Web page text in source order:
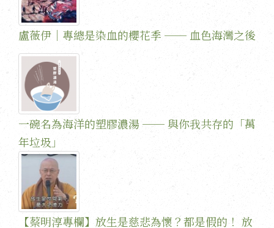
盧薇伊｜專總是染血的櫻花季 ── 血色海灣之後
一碗名為海洋的塑膠濃湯 ── 與你我共存的「萬
年垃圾」
【蔡明淳專欄】放生是慈悲為懷？都是假的！ 放